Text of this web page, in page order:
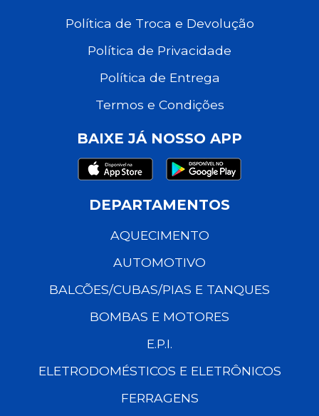
Política de Troca e Devolução
Política de Privacidade
Política de Entrega
Termos e Condições
BAIXE JÁ NOSSO APP
DEPARTAMENTOS
AQUECIMENTO
AUTOMOTIVO
BALCÕES/CUBAS/PIAS E TANQUES
BOMBAS E MOTORES
E.P.I.
ELETRODOMÉSTICOS E ELETRÔNICOS
FERRAGENS